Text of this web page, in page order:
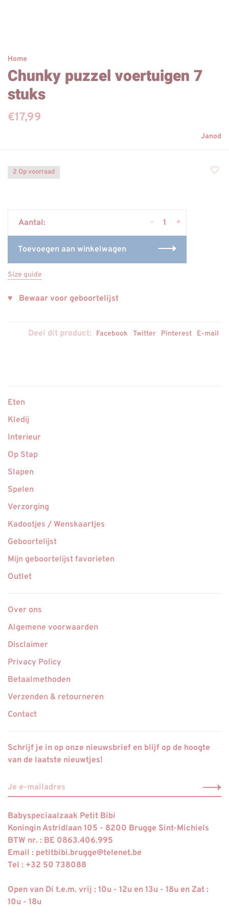
Home
Chunky puzzel voertuigen 7
stuks
€17,99
Janod
2 Op voorraad
Aantal: +
-
Toevoegen aan winkelwagen
Size guide
♥ Bewaar voor geboortelijst
Deel dit product: Facebook Twitter Pinterest E-mail
Eten
Kledij
Interieur
Op Stap
Slapen
Spelen
Verzorging
Kadootjes / Wenskaartjes
Geboortelijst
Mijn geboortelijst favorieten
Outlet
Over ons
Algemene voorwaarden
Disclaimer
Privacy Policy
Betaalmethoden
Verzenden & retourneren
Contact
Schrijf je in op onze nieuwsbrief en blijf op de hoogte
van de laatste nieuwtjes!
Babyspeciaalzaak Petit Bibi
Koningin Astridlaan 105 - 8200 Brugge Sint-Michiels
BTW nr. : BE 0863.406.995
Email : petitbibi.brugge@telenet.be
Tel : +32 50 738088
Open van Di t.e.m. vrij : 10u - 12u en 13u - 18u en Zat :
10u - 18u